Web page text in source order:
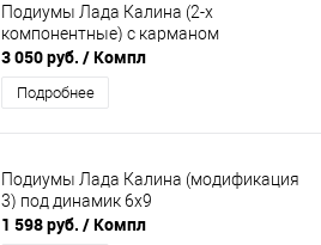
Подиумы Лада Калина (2-х
компонентные) с карманом
3 050 руб. / Компл
Подробнее
Подиумы Лада Калина (модификация
3) под динамик 6х9
1 598 руб. / Компл